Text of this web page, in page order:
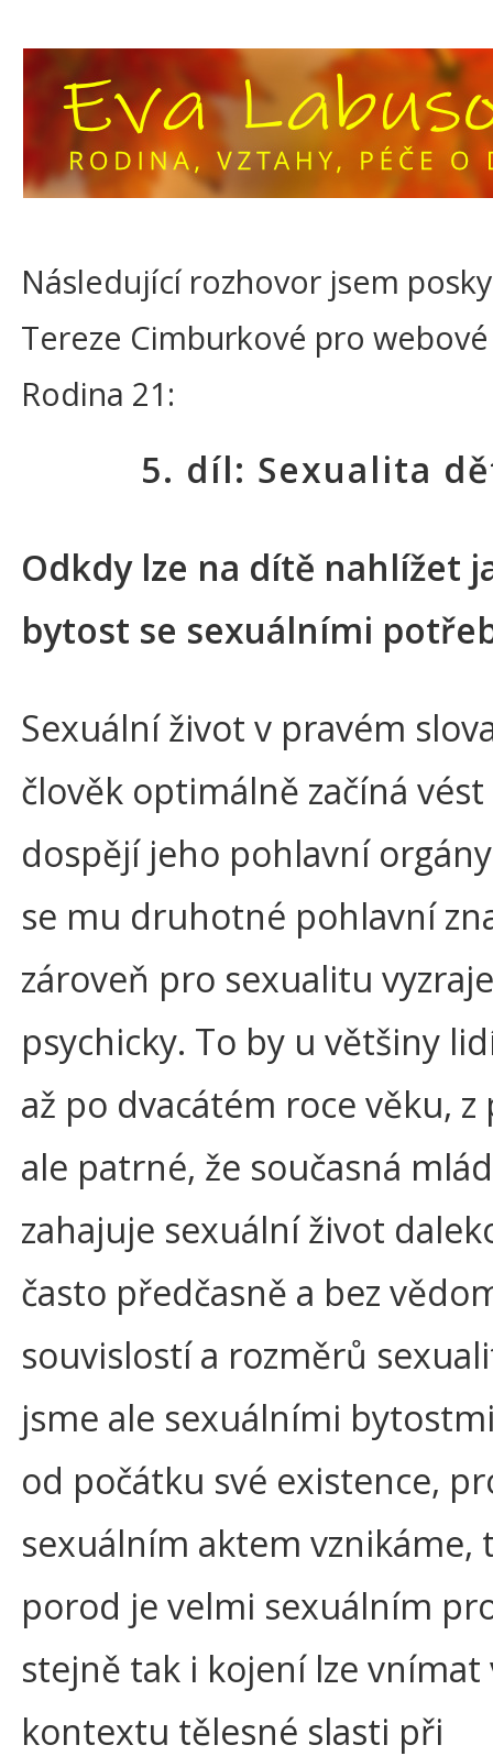
Následující rozhovor jsem
Tereze Cimburkové pro
Rodina 21:
5. díl: Sexualita
Odkdy lze na dítě nahlížet
bytost se sexuálními
Sexuální život v pravém
člověk optimálně začíná
dospějí jeho pohlavní
se mu druhotné pohlavní
zároveň pro sexualitu
psychicky. To by u většiny
až po dvacátém roce věku, z
ale patrné, že současná
zahajuje sexuální život
často předčasně a bez
souvislostí a rozměrů
jsme ale sexuálními
od počátku své existence,
sexuálním aktem vznikáme,
porod je velmi sexuálním
stejně tak i kojení lze vnímat
kontextu tělesné slasti při